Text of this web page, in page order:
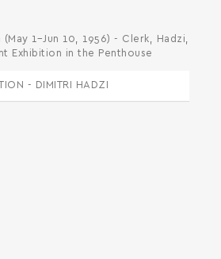
(May 1–Jun 10, 1956) - Clerk, Hadzi,
Exhibition in the Penthouse